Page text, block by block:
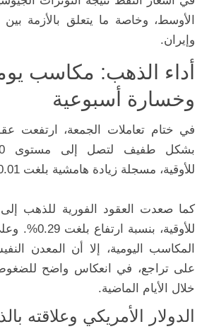
الأوسط، وخاصة ما يتعلق بالأزمة بين
وإيران.
أداء الذهب: مكاسب
وخسارة أسبوعية
في ختام تعاملات الجمعة، ارتفعت
للأوقية، مسجلة زيادة هامشية بلغت 0.01%.
للأوقية،
المكاسب اليومية، إلا أن المعدن
على تراجع، في انعكاس واضح للضغوط
خلال الأيام الماضية.
الدولار الأمريكي وعلاقته